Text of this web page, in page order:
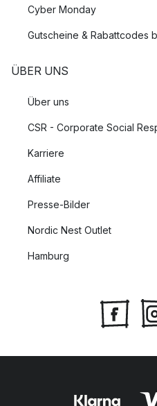
Cyber Monday
Gutscheine & Rabattcodes
ÜBER UNS
Über uns
CSR - Corporate Social
Karriere
Affiliate
Presse-Bilder
Nordic Nest Outlet
Hamburg